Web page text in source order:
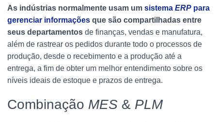
As indústrias normalmente usam um sistema ERP para
gerenciar informações que são compartilhadas entre
seus departamentos de finanças, vendas e manufatura,
além de rastrear os pedidos durante todo o processos de
produção, desde o recebimento e a produção até a
entrega, a fim de obter um melhor entendimento sobre os
níveis ideais de estoque e prazos de entrega.
Combinação MES & PLM